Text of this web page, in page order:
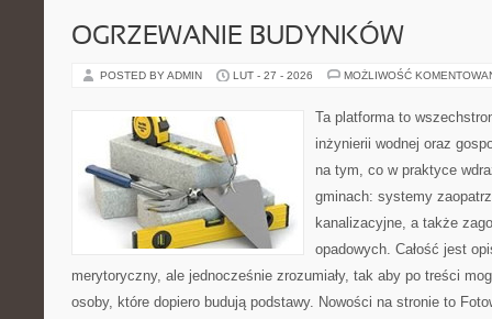
OGRZEWANIE BUDYNKÓW
POSTED BY ADMIN LUT - 27 - 2026 MOŻLIWOŚĆ
Ta platforma to
inżynierii wodnej oraz
na tym, co w praktyce
gminach: systemy
kanalizacyjne, a także
opadowych. Całość jest
merytoryczny, ale jednocześnie zrozumiały, tak aby po treści
osoby, które dopiero budują podstawy. Nowości na stronie to